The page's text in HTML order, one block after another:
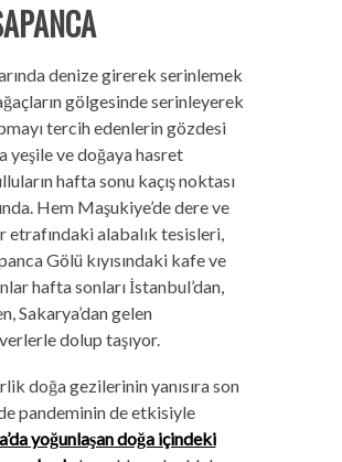
denize girerek serinlemek
gölgesinde serinleyerek
tercih edenlerin gözdesi
yeşile ve doğaya hasret
hafta sonu kaçış noktası
Hem Maşukiye’de dere ve
etrafındaki alabalık tesisleri,
Gölü kıyısındaki kafe ve
hafta sonları İstanbul’dan,
Sakarya’dan gelen
dolup taşıyor.
doğa gezilerinin yanısıra son
pandeminin de etkisiyle
yoğunlaşan doğa içindeki